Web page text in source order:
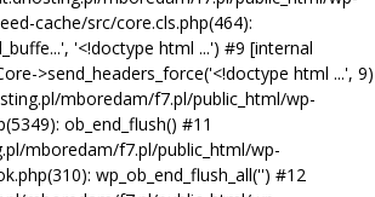
cache/src/core.cls.php(464):
'<!doctype html ...') #9 [internal
>send_headers_force('<!doctype html ...', 9)
mboredam/f7.pl/public_html/wp-
ob_end_flush() #11
mboredam/f7.pl/public_html/wp-
wp_ob_end_flush_all('') #12